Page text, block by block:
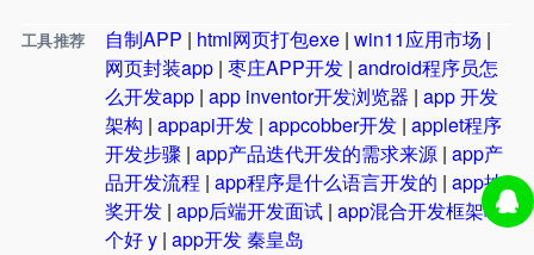
工具推荐 自制APP | html网页打包exe | win11应用市场 |
网页封装app | 枣庄APP开发 | android程序员怎
么开发app | app inventor开发浏览器 | app 开发
架构 | appapi开发 | appcobber开发 | applet程序
开发步骤 | app产品迭代开发的需求来源 | app产
品开发流程 | app程序是什么语言开发的 | app抽
奖开发 | app后端开发面试 | app混合开发框架哪
个好 y | app开发 秦皇岛